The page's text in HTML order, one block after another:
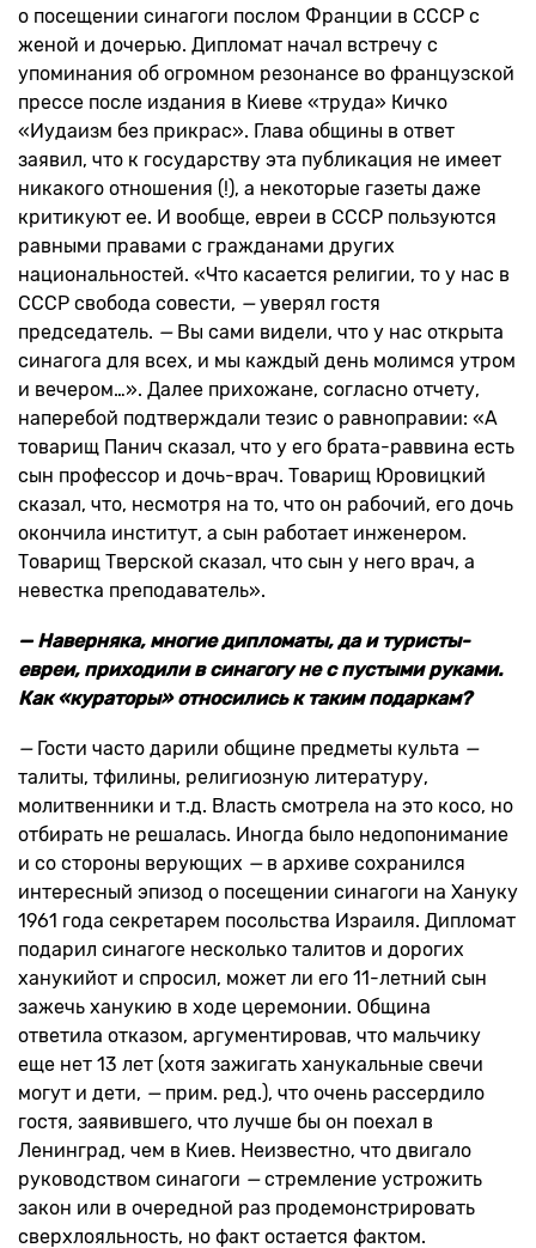
о посещении синагоги послом Франции в СССР с
женой и дочерью. Дипломат начал встречу с
упоминания об огромном резонансе во французской
прессе после издания в Киеве «труда» Кичко
«Иудаизм без прикрас». Глава общины в ответ
заявил, что к государству эта публикация не имеет
никакого отношения (!), а некоторые газеты даже
критикуют ее. И вообще, евреи в СССР пользуются
равными правами с гражданами других
национальностей. «Что касается религии, то у нас в
СССР свобода совести, —уверял гостя
председатель. — Вы сами видели, что у нас открыта
синагога для всех, и мы каждый день молимся утром
и вечером…». Далее прихожане, согласно отчету,
наперебой подтверждали тезис о равноправии: «А
товарищ Панич сказал, что у его брата-раввина есть
сын профессор и дочь-врач. Товарищ Юровицкий
сказал, что, несмотря на то, что он рабочий, его дочь
окончила институт, а сын работает инженером.
Товарищ Тверской сказал, что сын у него врач, а
невестка преподаватель».
— Наверняка, многие дипломаты, да и туристы-
евреи, приходили в синагогу не с пустыми руками.
Как «кураторы» относились к таким подаркам?
— Гости часто дарили общине предметы культа —
талиты, тфилины, религиозную литературу,
молитвенники и т.д. Власть смотрела на это косо, но
отбирать не решалась. Иногда было недопонимание
и со стороны верующих — в архиве сохранился
интересный эпизод о посещении синагоги на Хануку
1961 года секретарем посольства Израиля. Дипломат
подарил синагоге несколько талитов и дорогих
ханукийот и спросил, может ли его 11-летний сын
зажечь ханукию в ходе церемонии. Община
ответила отказом, аргументировав, что мальчику
еще нет 13 лет (хотя зажигать ханукальные свечи
могут и дети, — прим. ред.), что очень рассердило
гостя, заявившего, что лучше бы он поехал в
Ленинград, чем в Киев. Неизвестно, что двигало
руководством синагоги —стремление устрожить
закон или в очередной раз продемонстрировать
сверхлояльность, но факт остается фактом.